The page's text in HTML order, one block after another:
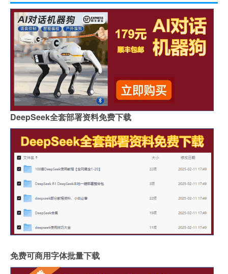
DeepSeek全套部署资料免费下载
免费可商用字体批量下载